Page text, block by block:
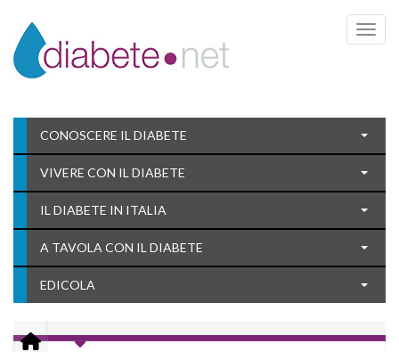
Toggle
CONOSCERE IL DIABETE
VIVERE CON IL DIABETE
IL DIABETE IN ITALIA
A TAVOLA CON IL DIABETE
EDICOLA